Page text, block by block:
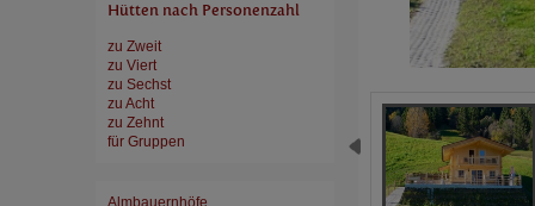
Hütten nach Personenzahl
zu Zweit
zu Viert
zu Sechst
zu Acht
zu Zehnt
für Gruppen
Almbauernhöfe